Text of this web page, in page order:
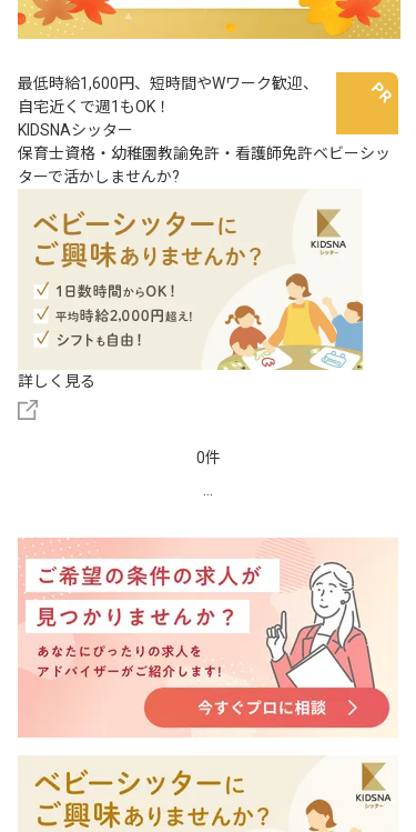
最低時給1,600円、短時間やWワーク歓迎、
自宅近くで週1もOK！
KIDSNAシッター
保育士資格・幼稚園教諭免許・看護師免許ベビーシッ
ターで活かしませんか?
詳しく見る
0件